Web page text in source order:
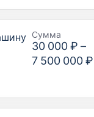
Сумма
30 000 ₽ –
7 500 000 ₽